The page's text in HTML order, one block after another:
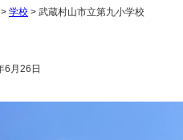
> 学校 > 武蔵村山市立第九小学校
月26日